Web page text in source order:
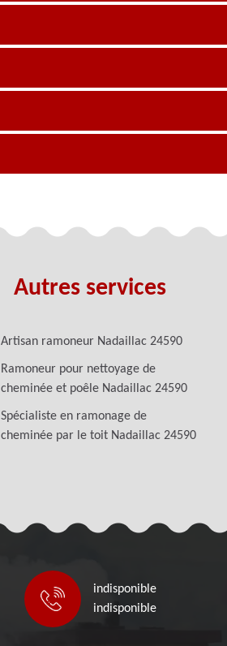
Autres services
Artisan ramoneur Nadaillac 24590
Ramoneur pour nettoyage de
cheminée et poêle Nadaillac 24590
Spécialiste en ramonage de
cheminée par le toit Nadaillac 24590
indisponible
indisponible